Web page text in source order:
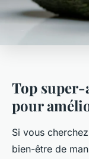
Top
pour
Si vous
bien-être de